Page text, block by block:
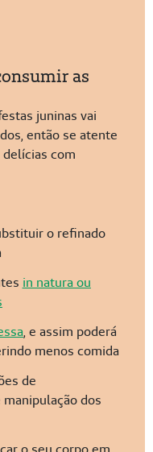
as
juninas vai
então se atente
delícias com
o refinado
in natura ou
, e assim poderá
menos comida
de
dos